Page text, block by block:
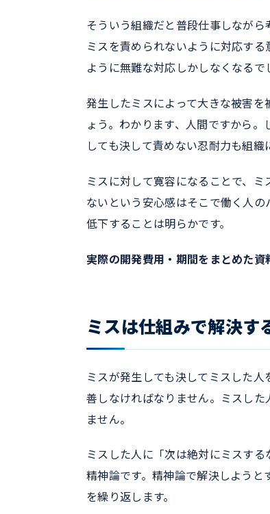
そういう組織だと普段仕事しながら
ミスを責められないように対応す
ように無難な対応しかしなくなるで
発生したミスによって大きな被害
ょう。わかります、人間ですから
しても決して責めない忍耐力も組織
ミスに対して寛容になることで、
ないという安心感はそこで働く人
低下することは明らかです。
実際の開発費用・期間をまとめた資
ミスは仕組みで解決す
ミスが発生しても決してミスした
善しなければなりません。ミスし
ません。
ミスした人に「次は絶対にミスす
精神論です。精神論で解決しよう
を繰り返します。